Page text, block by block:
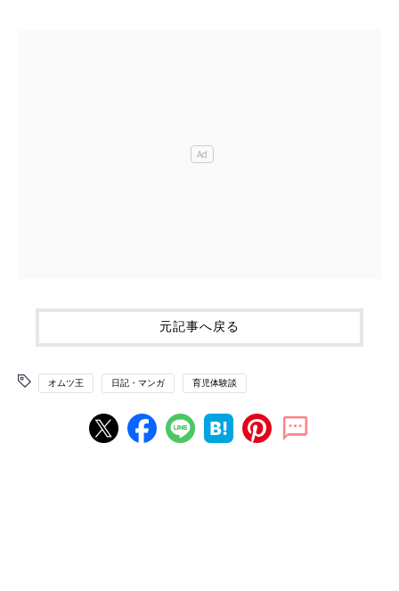
元記事へ戻る
オムツ王 日記・マンガ 育児体験談